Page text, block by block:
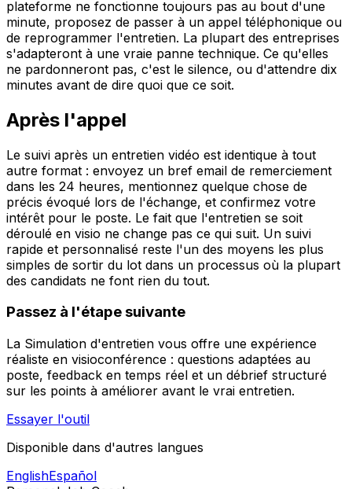
plateforme ne fonctionne toujours pas au bout d'une
minute, proposez de passer à un appel téléphonique ou
de reprogrammer l'entretien. La plupart des entreprises
s'adapteront à une vraie panne technique. Ce qu'elles
ne pardonneront pas, c'est le silence, ou d'attendre dix
minutes avant de dire quoi que ce soit.
Après l'appel
Le suivi après un entretien vidéo est identique à tout
autre format : envoyez un bref email de remerciement
dans les 24 heures, mentionnez quelque chose de
précis évoqué lors de l'échange, et confirmez votre
intérêt pour le poste. Le fait que l'entretien se soit
déroulé en visio ne change pas ce qui suit. Un suivi
rapide et personnalisé reste l'un des moyens les plus
simples de sortir du lot dans un processus où la plupart
des candidats ne font rien du tout.
Passez à l'étape suivante
La Simulation d'entretien vous offre une expérience
réaliste en visioconférence : questions adaptées au
poste, feedback en temps réel et un débrief structuré
sur les points à améliorer avant le vrai entretien.
Essayer l'outil
Disponible dans d'autres langues
EnglishEspañol